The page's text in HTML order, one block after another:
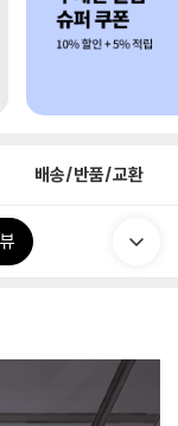
배송/반품/교환